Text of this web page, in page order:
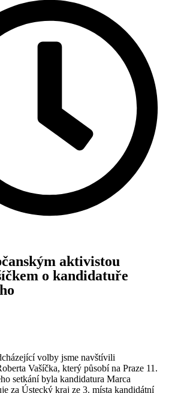
aktivistou
o kandidatuře
volby jsme navštívili
Vašíčka, který působí na Praze 11.
setkání byla kandidatura Marca
za Ústecký kraj ze 3. místa kandidátní